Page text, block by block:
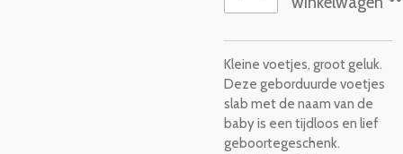
Kleine voetjes, groot geluk.
Deze geborduurde voetjes
slab met de naam van de
baby is een tijdloos en lief
geboortegeschenk.